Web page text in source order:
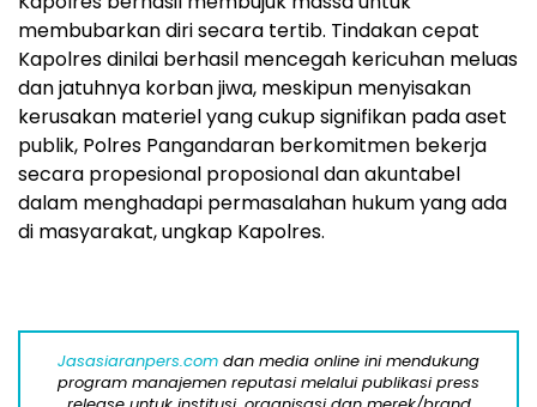
membubarkan diri secara tertib. Tindakan cepat
Kapolres dinilai berhasil mencegah kericuhan meluas
dan jatuhnya korban jiwa, meskipun menyisakan
kerusakan materiel yang cukup signifikan pada aset
publik, Polres Pangandaran berkomitmen bekerja
secara propesional proposional dan akuntabel
dalam menghadapi permasalahan hukum yang ada
di masyarakat, ungkap Kapolres.
Jasasiaranpers.com dan media online ini mendukung
program manajemen reputasi melalui publikasi press